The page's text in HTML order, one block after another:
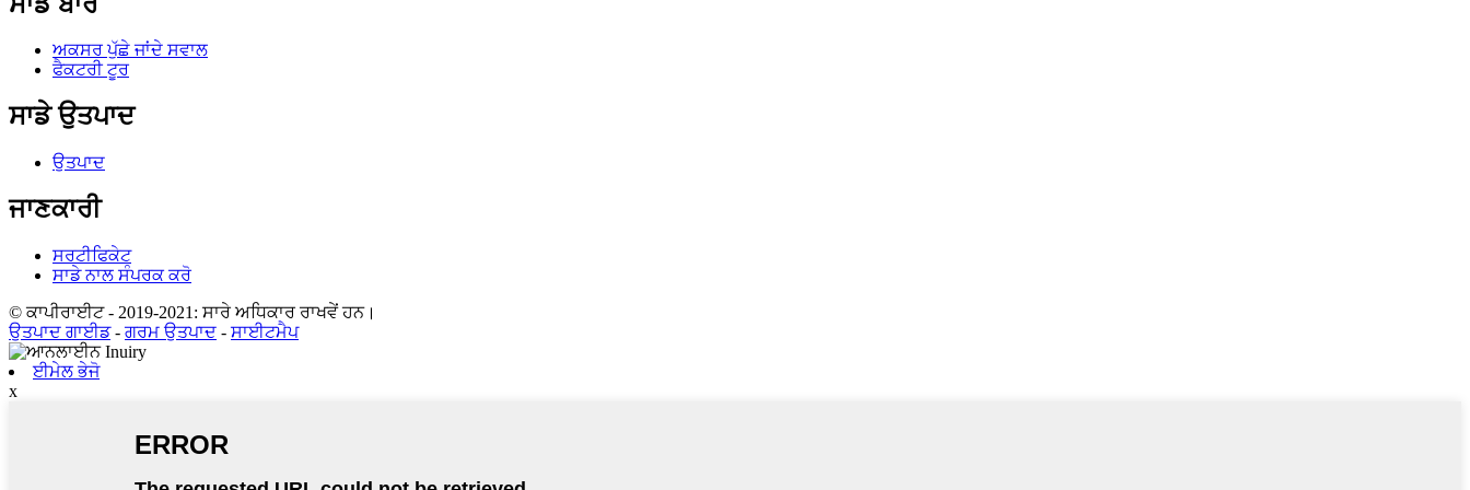
ਅਕਸਰ ਪੁੱਛੇ ਜਾਂਦੇ ਸਵਾਲ
ਫੈਕਟਰੀ ਟੂਰ
ਸਾਡੇ ਉਤਪਾਦ
ਉਤਪਾਦ
ਜਾਣਕਾਰੀ
ਸਰਟੀਫਿਕੇਟ
ਸਾਡੇ ਨਾਲ ਸੰਪਰਕ ਕਰੋ
© ਕਾਪੀਰਾਈਟ - 2019-2021: ਸਾਰੇ ਅਧਿਕਾਰ ਰਾਖਵੇਂ ਹਨ।
ਉਤਪਾਦ ਗਾਈਡ- ਗਰਮ ਉਤਪਾਦ - ਸਾਈਟਮੈਪ
ਈਮੇਲ ਭੇਜੋ
x